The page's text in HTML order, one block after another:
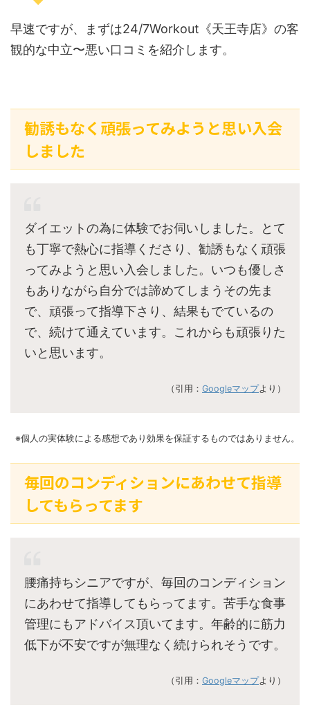
早速ですが、まずは24/7Workout《天王寺店》の客
観的な中立〜悪い口コミを紹介します。
勧誘もなく頑張ってみようと思い入会
しました
ダイエットの為に体験でお伺いしました。とて
も丁寧で熱心に指導くださり、勧誘もなく頑張
ってみようと思い入会しました。いつも優しさ
もありながら自分では諦めてしまうその先ま
で、頑張って指導下さり、結果もでているの
で、続けて通えています。これからも頑張りた
いと思います。
（引用： Googleマップより）
※個人の実体験による感想であり効果を保証するものではありません。
毎回のコンディションにあわせて指導
してもらってます
腰痛持ちシニアですが、毎回のコンディション
にあわせて指導してもらってます。苦手な食事
管理にもアドバイス頂いてます。年齢的に筋力
低下が不安ですが無理なく続けられそうです。
（引用： Googleマップより）